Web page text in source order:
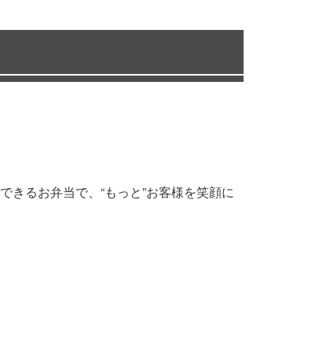
きるお弁当で、“もっと”お客様を笑顔に